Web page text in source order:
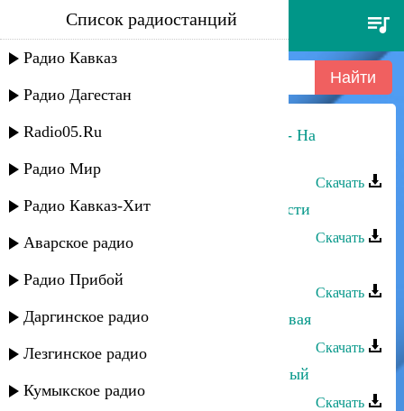
мурат тхагалегов - вор
Список радиостанций
Радио Кавказ
Радио Дагестан
Radio05.Ru
Радио Мир
Радио Кавказ-Хит
Аварское радио
Радио Прибой
Даргинское радио
Лезгинское радио
Кумыкское радио
Султан-Ураган, Мурат Тхагалегов - На
Скачать
Мурат Тхагалегов - А ты меня прости
Скачать
Скачать
Мурат Тхагалегов - Дерзкая, красивая
Скачать
Мурат Тхагалегов - Я сегодня пьяный
Скачать